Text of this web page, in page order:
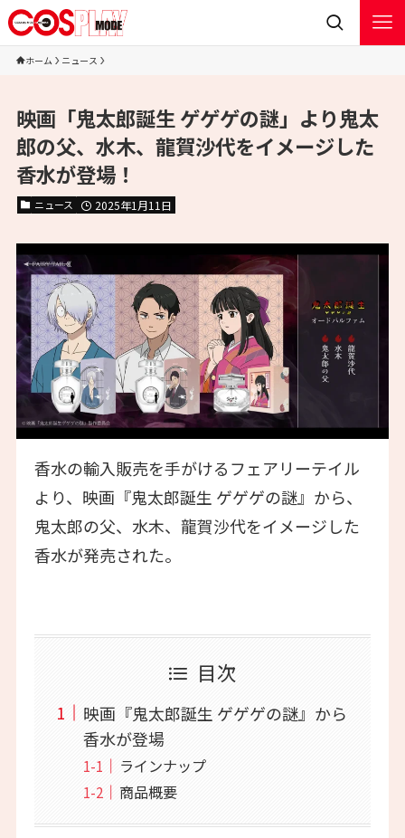
ホーム ニュース
映画「鬼太郎誕生 ゲゲゲの謎」より鬼太
郎の父、水木、龍賀沙代をイメージした
香水が登場！
ニュース 2025年1月11日
香水の輸入販売を手がけるフェアリーテイル
より、映画『鬼太郎誕生 ゲゲゲの謎』から、
鬼太郎の父、水木、龍賀沙代をイメージした
香水が発売された。
目次
映画『鬼太郎誕生 ゲゲゲの謎』から
香水が登場
ラインナップ
商品概要